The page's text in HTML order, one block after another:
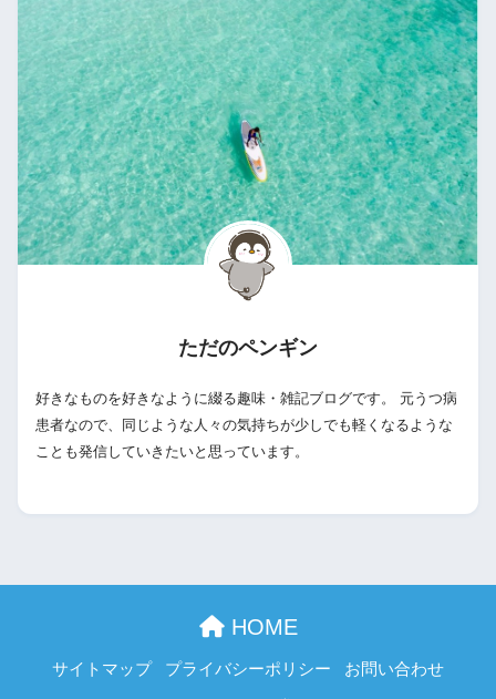
ただのペンギン
好きなものを好きなように綴る趣味・雑記ブログです。 元うつ病
患者なので、同じような人々の気持ちが少しでも軽くなるような
ことも発信していきたいと思っています。
HOME
サイトマップ プライバシーポリシー お問い合わせ